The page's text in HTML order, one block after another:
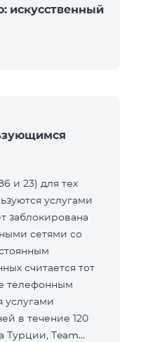
искусственный
и 23) для тех
услугами
заблокирована
сетями со
считается тот
телефонным
услугами
в течение 120
Турции, Team